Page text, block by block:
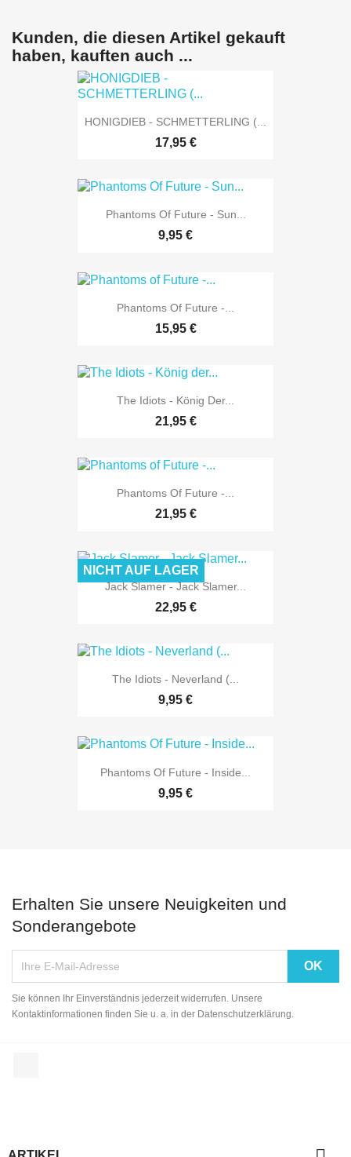
Kunden, die diesen Artikel gekauft
haben, kauften auch ...
HONIGDIEB - SCHMETTERLING (...
17,95 €
Phantoms Of Future - Sun...
9,95 €
Phantoms Of Future -...
15,95 €
The Idiots - König Der...
21,95 €
Phantoms Of Future -...
21,95 €
Jack Slamer - Jack Slamer...
22,95 €
NICHT AUF LAGER
The Idiots - Neverland (...
9,95 €
Phantoms Of Future - Inside...
9,95 €
Erhalten Sie unsere Neuigkeiten und
Sonderangebote
Sie können Ihr Einverständnis jederzeit widerrufen. Unsere
Kontaktinformationen finden Sie u. a. in der Datenschutzerklärung.